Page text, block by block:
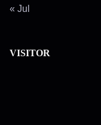
« Jul
VISITOR